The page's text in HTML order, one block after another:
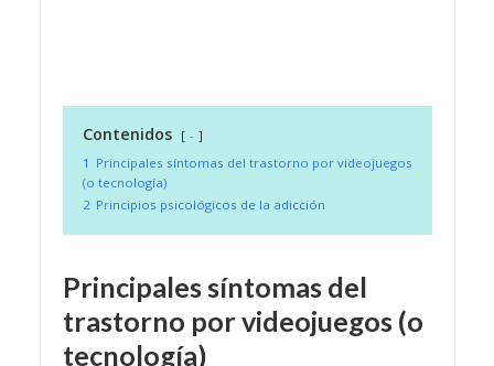
Contenidos
-
1 Principales síntomas del trastorno por videojuegos
(o tecnología)
2 Principios psicológicos de la adicción
Principales síntomas del
trastorno por videojuegos (o
tecnología)